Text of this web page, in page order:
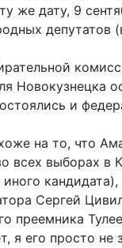
же дату, 9
депутатов
и
на то, что
всех выборах
Сергей
преемника
его просто не